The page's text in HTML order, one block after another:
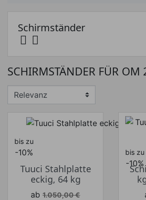
Preis von Preis bis
Schirmständer
 
SCHIRMSTÄNDER FÜR
bis zu
-10%
Tuuci Stahlplatte
eckig, 64 kg
Verkaufspreis
ab 1.050,00 €
bis zu
-10%